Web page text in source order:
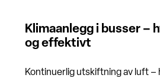
Klimaanlegg i busser –
og effektivt
Kontinuerlig utskiftning av luft